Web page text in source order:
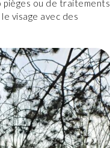
pièges ou de traitements
visage avec des